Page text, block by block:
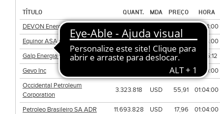
TÍTULO QUANT. MDA PREÇO
HORA
DEVON Energy Corporation
01:04:00
Equinor ASA ADR
1.480.626 USD 38,92
01:04:00
Galp Energia (Nom)
0 EUR 19,825
16:35:12
Gevo Inc
1,57
21:30:00
Occidental Petroleum
Corporation
3.323.818 USD 55,91 01:04:00
Petroleo Brasileiro SA ADR 11.693.828 USD 17,96
01:04:00